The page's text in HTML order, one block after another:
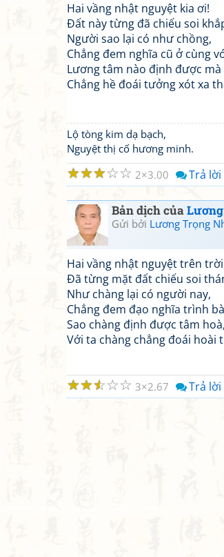
Hai vầng nhật nguyệt kia ơi!
Đất này từng đã chiếu soi
Người sao lại có như chồng,
Chẳng đem nghĩa cũ ở cùng
Lương tâm nào định được mà
Chẳng hề đoái tưởng xót xa
Lộ tòng kim dạ bạch,
Nguyệt thị cố hương minh.
☆
☆
☆
☆
☆ 2 3.00 Trả lời
Bản dịch của
Gửi bởi Lương Trọng
Hai vầng nhật nguyệt trên
Đã từng mặt đất chiếu soi
Như chàng lại có người nay,
Chẳng đem đạo nghĩa trình
Sao chàng định được tâm hoà,
Với ta chàng chẳng đoái hoài
☆
☆
☆
☆
☆ 3 2.67 Trả lời